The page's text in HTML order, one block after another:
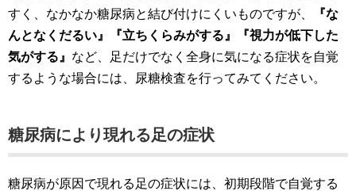
すく、なかなか糖尿病と結び付けにくいものですが、
『な
んとなくだるい』『立ちくらみがする』『視力が低下した
気がする』 など、足だけでなく全身に気になる症状を自覚
するような場合には、尿糖検査を行ってみてください。
糖尿病により現れる足の症状
糖尿病が原因で現れる足の症状には、初期段階で自覚する